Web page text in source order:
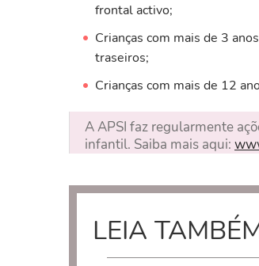
frontal activo;
Crianças com mais de 3
traseiros;
Crianças com mais de 12
A APSI faz regularmente
infantil. Saiba mais aqui:
LEIA